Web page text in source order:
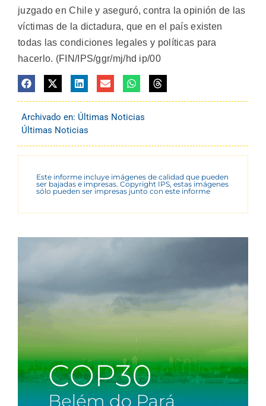
juzgado en Chile y aseguró, contra la opinión de las
víctimas de la dictadura, que en el país existen
todas las condiciones legales y políticas para
hacerlo. (FIN/IPS/ggr/mj/hd ip/00
Archivado en: Últimas Noticias
Últimas Noticias
Este informe incluye imágenes de calidad que pueden
ser bajadas e impresas. Copyright IPS, estas imágenes
sólo pueden ser impresas junto con este informe